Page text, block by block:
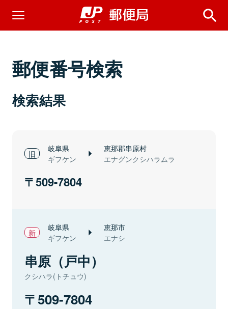
郵便番号検索
検索結果
岐阜県
ギフケン
恵那郡串原村
エナグンクシハラムラ
509-7804
岐阜県
ギフケン
恵那市
エナシ
串原（戸中）
クシハラ(トチュウ)
509-7804